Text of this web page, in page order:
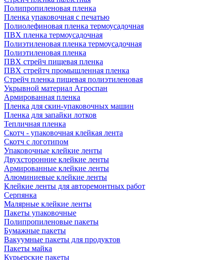
Полипропиленовая пленка
Пленка упаковочная с печатью
Полиолефиновая пленка термоусадочная
ПВХ пленка термоусадочная
Полиэтиленовая пленка термоусадочная
Полиэтиленовая пленка
ПВХ стрейч пищевая пленка
ПВХ стрейтч промышленная пленка
Стрейч пленка пищевая полиэтиленовая
Укрывной материал Агроспан
Армированная пленка
Пленка для скин-упаковочных машин
Пленка для запайки лотков
Тепличная пленка
Скотч - упаковочная клейкая лента
Скотч с логотипом
Упаковочные клейкие ленты
Двухсторонние клейкие ленты
Армированные клейкие ленты
Алюминиевые клейкие ленты
Клейкие ленты для авторемонтных работ
Серпянка
Малярные клейкие ленты
Пакеты упаковочные
Полипропиленовые пакеты
Бумажные пакеты
Вакуумные пакеты для продуктов
Пакеты майка
Курьерские пакеты